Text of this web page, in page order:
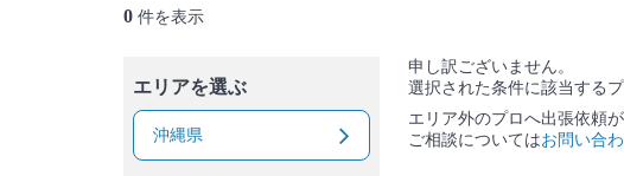
0 件を表示
エリアを選ぶ
沖縄県
申し訳ございません。
選択された条件に該当する
エリア外のプロへ出張依頼
ご相談についてはお問い合